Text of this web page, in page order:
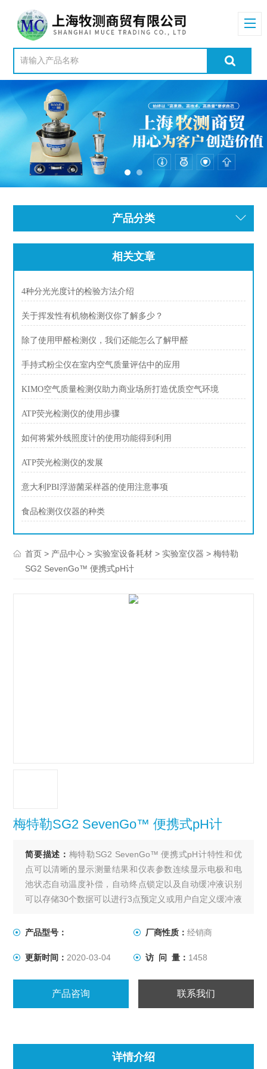
产品分类
相关文章
4种分光光度计的检验方法介绍
关于挥发性有机物检测仪你了解多少？
除了使用甲醛检测仪，我们还能怎么了解甲醛
手持式粉尘仪在室内空气质量评估中的应用
KIMO空气质量检测仪助力商业场所打造优质空气环境
ATP荧光检测仪的使用步骤
如何将紫外线照度计的使用功能得到利用
ATP荧光检测仪的发展
意大利PBI浮游菌采样器的使用注意事项
食品检测仪仪器的种类
首页 > 产品中心 > 实验室设备耗材 > 实验室仪器 > 梅特勒
SG2 SevenGo™ 便携式pH计
梅特勒SG2 SevenGo™ 便携式pH计
简要描述： 梅特勒SG2 SevenGo™ 便携式pH计特性和优
点可以清晰的显示测量结果和仪表参数连续显示电极和电
池状态自动温度补偿，自动终点锁定以及自动缓冲液识别
可以存储30个数据可以进行3点预定义或用户自定义缓冲液
产品型号：
厂商性质： 经销商
更新时间： 2020-03-04 访 问 量： 1458
产品咨询 联系我们
详情介绍